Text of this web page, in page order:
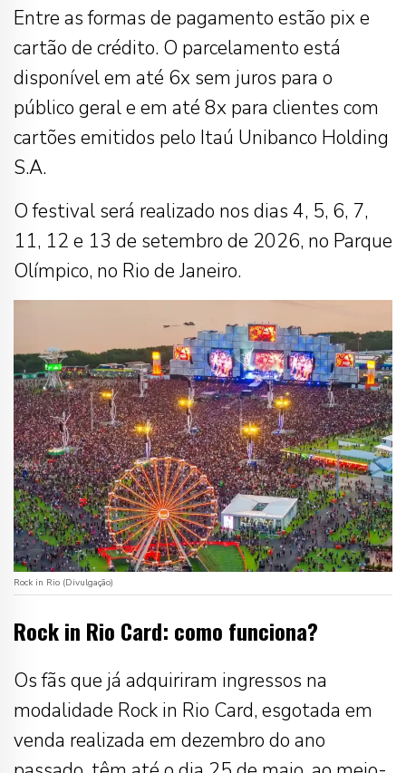
Entre as formas de pagamento estão pix e
cartão de crédito. O parcelamento está
disponível em até 6x sem juros para o
público geral e em até 8x para clientes com
cartões emitidos pelo Itaú Unibanco Holding
S.A.
O festival será realizado nos dias 4, 5, 6, 7,
11, 12 e 13 de setembro de 2026, no Parque
Olímpico, no Rio de Janeiro.
Rock in Rio (Divulgação)
Rock in Rio Card: como funciona?
Os fãs que já adquiriram ingressos na
modalidade Rock in Rio Card, esgotada em
venda realizada em dezembro do ano